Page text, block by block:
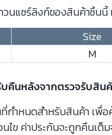
นแชร์ลิงก์ของสินค้าชิ้น
Size
M
คืนหลังจากตรวจรับสิน
กำหนดสำหรับสินค้า เพื่
ข ค่าประกันจะถูกคืนเต็